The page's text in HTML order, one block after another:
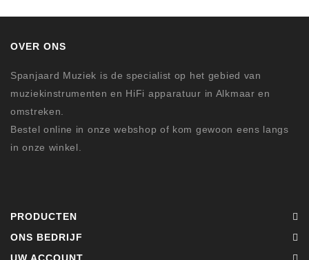
OVER ONS
Spanjaard Muziek is de specialist op het gebied van
muziekinstrumenten en HiFi apparatuur in Alkmaar en
omstreken.
Bestel online in onze webshop of kom gewoon eens langs
in onze winkel.
PRODUCTEN
ONS BEDRIJF